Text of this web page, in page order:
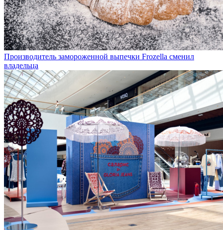
Производитель замороженной выпечки Frozella сменил
владельца